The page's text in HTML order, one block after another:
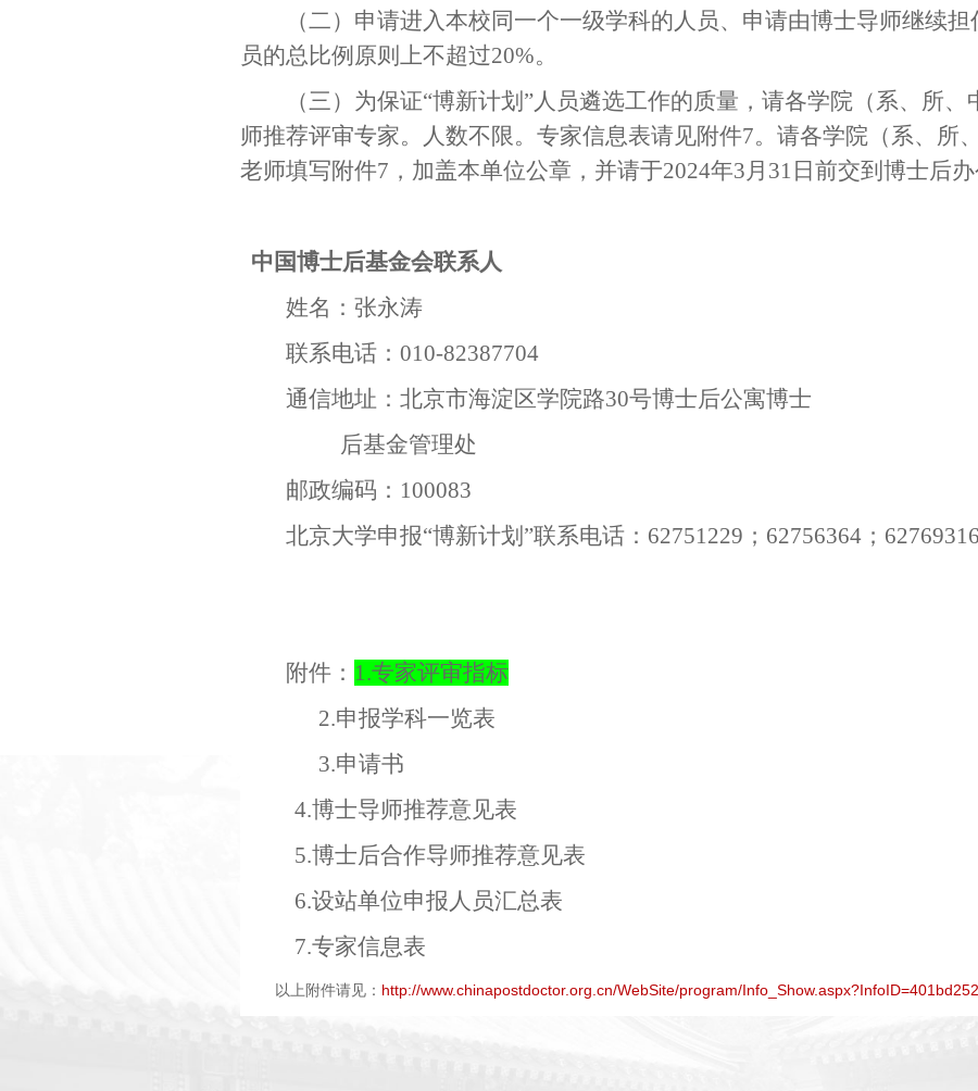
（二）申请进入本校同一个一级学科的人员、申请由博士导师继续
员的总比例原则上不超过20%。
（三）为保证“博新计划”人员遴选工作的质量，请各学院（系、所
师推荐评审专家。人数不限。专家信息表请见附件7。请各学院（系、所
老师填写附件7 ，加盖本单位公章，并请于2024年3月 31 日前交到博士后办
中国博士后基金会联系人
姓名：张永涛
联系电话：010-82387704
通信地址：北京市海淀区学院路30号博士后公寓博士
后基金管理处
邮政编码： 100083
北京大学申报“博新计划”联系电话： 62751229 ； 62756364 ； 62769316
附件： 1.专家评审指标
2.申报学科一览表
3.申请书
4.博士导师推荐意见表
5.博士后合作导师推荐意见表
6.设站单位申报人员汇总表
7.专家信息表
以上附件请见： http://www.chinapostdoctor.org.cn/WebSite/program/